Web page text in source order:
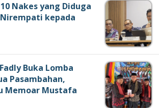
Nakes yang Diduga
kepada
Buka Lomba
Pasambahan,
Memoar Mustafa